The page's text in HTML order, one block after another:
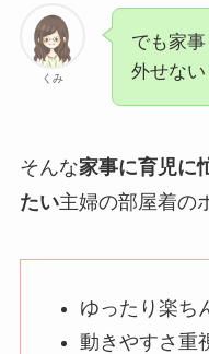
くみ
でも家
外せない
そんな家事に育児に
たい主婦の部屋着の
ゆったり楽ち
動きやすさ重